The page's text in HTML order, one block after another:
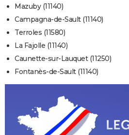
Mazuby (11140)
Campagna-de-Sault (11140)
Terroles (11580)
La Fajolle (11140)
Caunette-sur-Lauquet (11250)
Fontanès-de-Sault (11140)